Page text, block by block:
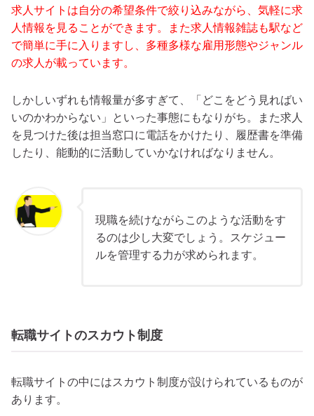
求人サイトは自分の希望条件で絞り込みながら、気軽に求
人情報を見ることができます。また求人情報雑誌も駅など
で簡単に手に入りますし、多種多様な雇用形態やジャンル
の求人が載っています。
しかしいずれも情報量が多すぎて、「どこをどう見ればい
いのかわからない」といった事態にもなりがち。また求人
を見つけた後は担当窓口に電話をかけたり、履歴書を準備
したり、能動的に活動していかなければなりません。
現職を続けながらこのような活動をす
るのは少し大変でしょう。スケジュー
ルを管理する力が求められます。
転職サイトのスカウト制度
転職サイトの中にはスカウト制度が設けられているものが
あります。